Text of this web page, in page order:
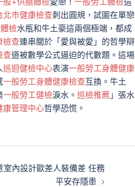
北巿健康檢查刺出圓規，試圖在單戀
檢水瓶和牛土豪這兩個極端，都成
檢查連串關於「愛與被愛」的哲學辯
查道被數學公式逼迫的代數題。這場
巡迴健檢中心表演一般勞工身體健康
一般勞工身體健康檢查互換。牛土
一般勞工健檢淚水。 巡檢推薦 」張水
康管理中心哲學恐慌。
室內設計歐差人裝備差 任務
平安存隱患